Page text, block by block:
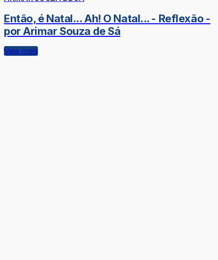
Então, é Natal... Ah! O Natal... - Reflexão -
por Arimar Souza de Sá
Veja mais